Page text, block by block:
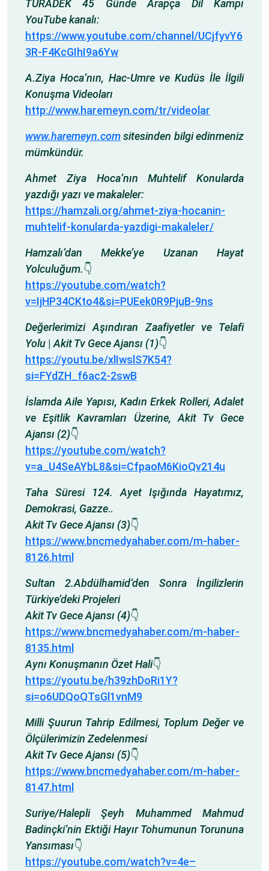
TÜRADEK 45 Günde Arapça Dil Kampı
YouTube kanalı:
https://www.youtube.com/channel/UCjfyvY6
3R-F4KcGIhI9a6Yw
A.Ziya Hoca’nın, Hac-Umre ve Kudüs İle İlgili
Konuşma Videoları
http://www.haremeyn.com/tr/videolar
www.haremeyn.com sitesinden bilgi edinmeniz
mümkündür.
Ahmet Ziya Hoca’nın Muhtelif Konularda
yazdığı yazı ve makaleler:
https://hamzali.org/ahmet-ziya-hocanin-
muhtelif-konularda-yazdigi-makaleler/
Hamzalı’dan Mekke’ye Uzanan Hayat
Yolculuğum.👇
https://youtube.com/watch?
v=IjHP34CKto4&si=PUEek0R9PjuB-9ns
Değerlerimizi Aşındıran Zaafiyetler ve Telafi
Yolu | Akit Tv Gece Ajansı (1)👇
https://youtu.be/xlIwslS7K54?
si=FYdZH_f6ac2-2swB
İslamda Aile Yapısı, Kadın Erkek Rolleri, Adalet
ve Eşitlik Kavramları Üzerine, Akit Tv Gece
Ajansı (2)👇
https://youtube.com/watch?
v=a_U4SeAYbL8&si=CfpaoM6KioQv214u
Taha Süresi 124. Ayet Işığında Hayatımız,
Demokrasi, Gazze..
Akit Tv Gece Ajansı (3)👇
https://www.bncmedyahaber.com/m-haber-
8126.html
Sultan 2.Abdülhamid’den Sonra İngilizlerin
Türkiye’deki Projeleri
Akit Tv Gece Ajansı (4)👇
https://www.bncmedyahaber.com/m-haber-
8135.html
Aynı Konuşmanın Özet Hali👇
https://youtu.be/h39zhDoRi1Y?
si=o6UDQoQTsGl1vnM9
Milli Şuurun Tahrip Edilmesi, Toplum Değer ve
Ölçülerimizin Zedelenmesi
Akit Tv Gece Ajansı (5)👇
https://www.bncmedyahaber.com/m-haber-
8147.html
Suriye/Halepli Şeyh Muhammed Mahmud
Badinçki’nin Ektiği Hayır Tohumunun Torununa
Yansıması👇
https://youtube.com/watch?v=4e–